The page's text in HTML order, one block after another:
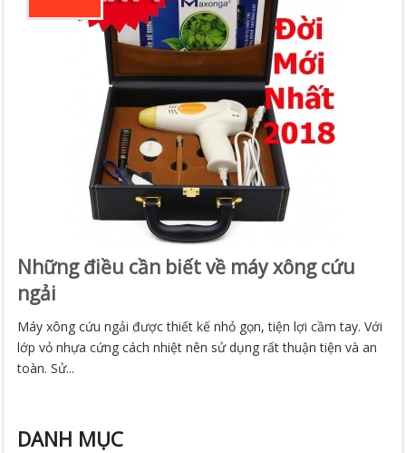
Những điều cần biết về máy xông cứu
ngải
Máy xông cứu ngải được thiết kế nhỏ gọn, tiện lợi cầm tay. Với
lớp vỏ nhựa cứng cách nhiệt nên sử dụng rất thuận tiện và an
toàn. Sử...
DANH MỤC